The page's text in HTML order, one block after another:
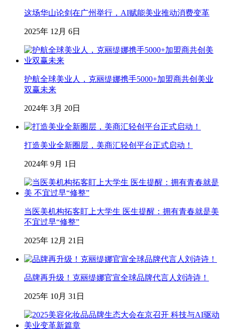
这场华山论剑在广州举行，AI赋能美业推动消费变革
2025年 12月 6日
护航全球美业人，克丽缇娜携手5000+加盟商共创美业
双赢未来
2024年 3月 20日
打造美业全新圈层，美商汇轻创平台正式启动！
2024年 9月 1日
当医美机构拓客盯上大学生 医生提醒：拥有青春就是美
不宜过早“修整”
2025年 12月 21日
品牌再升级！克丽缇娜官宣全球品牌代言人刘诗诗！
2025年 10月 31日